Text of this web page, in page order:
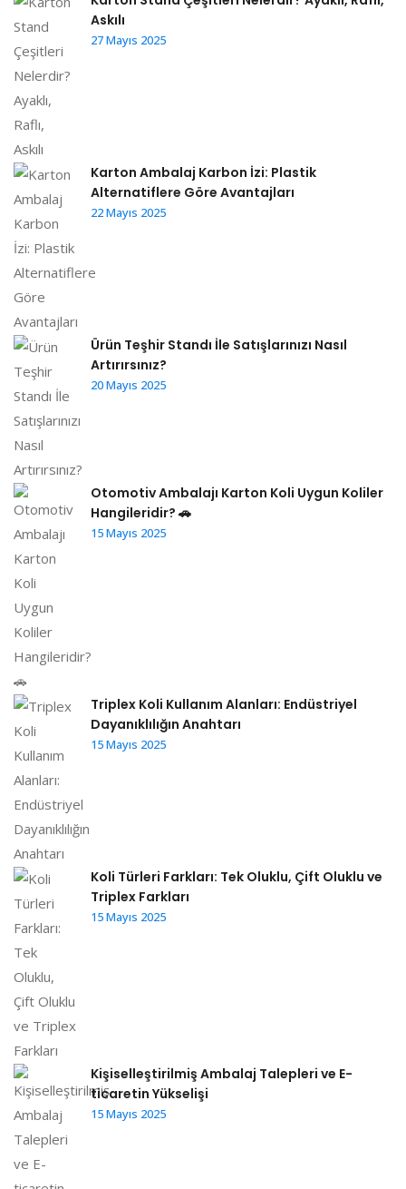
Askılı
27 Mayıs 2025
Karton Ambalaj Karbon İzi: Plastik
Alternatiflere Göre Avantajları
22 Mayıs 2025
Ürün Teşhir Standı İle Satışlarınızı Nasıl
Artırırsınız?
20 Mayıs 2025
Otomotiv Ambalajı Karton Koli Uygun Koliler
Hangileridir? 🚗
15 Mayıs 2025
Triplex Koli Kullanım Alanları: Endüstriyel
Dayanıklılığın Anahtarı
15 Mayıs 2025
Koli Türleri Farkları: Tek Oluklu, Çift Oluklu ve
Triplex Farkları
15 Mayıs 2025
Kişiselleştirilmiş Ambalaj Talepleri ve E-
ticaretin Yükselişi
15 Mayıs 2025